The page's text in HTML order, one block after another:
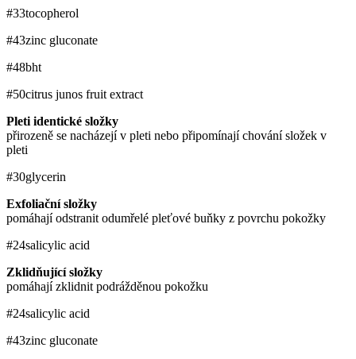
#33tocopherol
#43zinc gluconate
#48bht
#50citrus junos fruit extract
Pleti identické složky
přirozeně se nacházejí v pleti nebo připomínají chování složek v
pleti
#30glycerin
Exfoliační složky
pomáhají odstranit odumřelé pleťové buňky z povrchu pokožky
#24salicylic acid
Zklidňující složky
pomáhají zklidnit podrážděnou pokožku
#24salicylic acid
#43zinc gluconate